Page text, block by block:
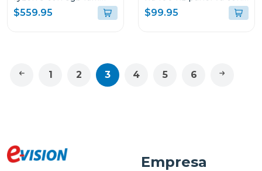
512gb ssd 15fc0250
$559.95
hdmi y vga
$99.95
1 2 3 4 5 6
Empresa